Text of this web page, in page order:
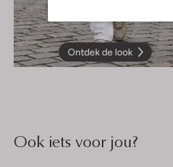
Ontdek de look
Ook iets voor jou?